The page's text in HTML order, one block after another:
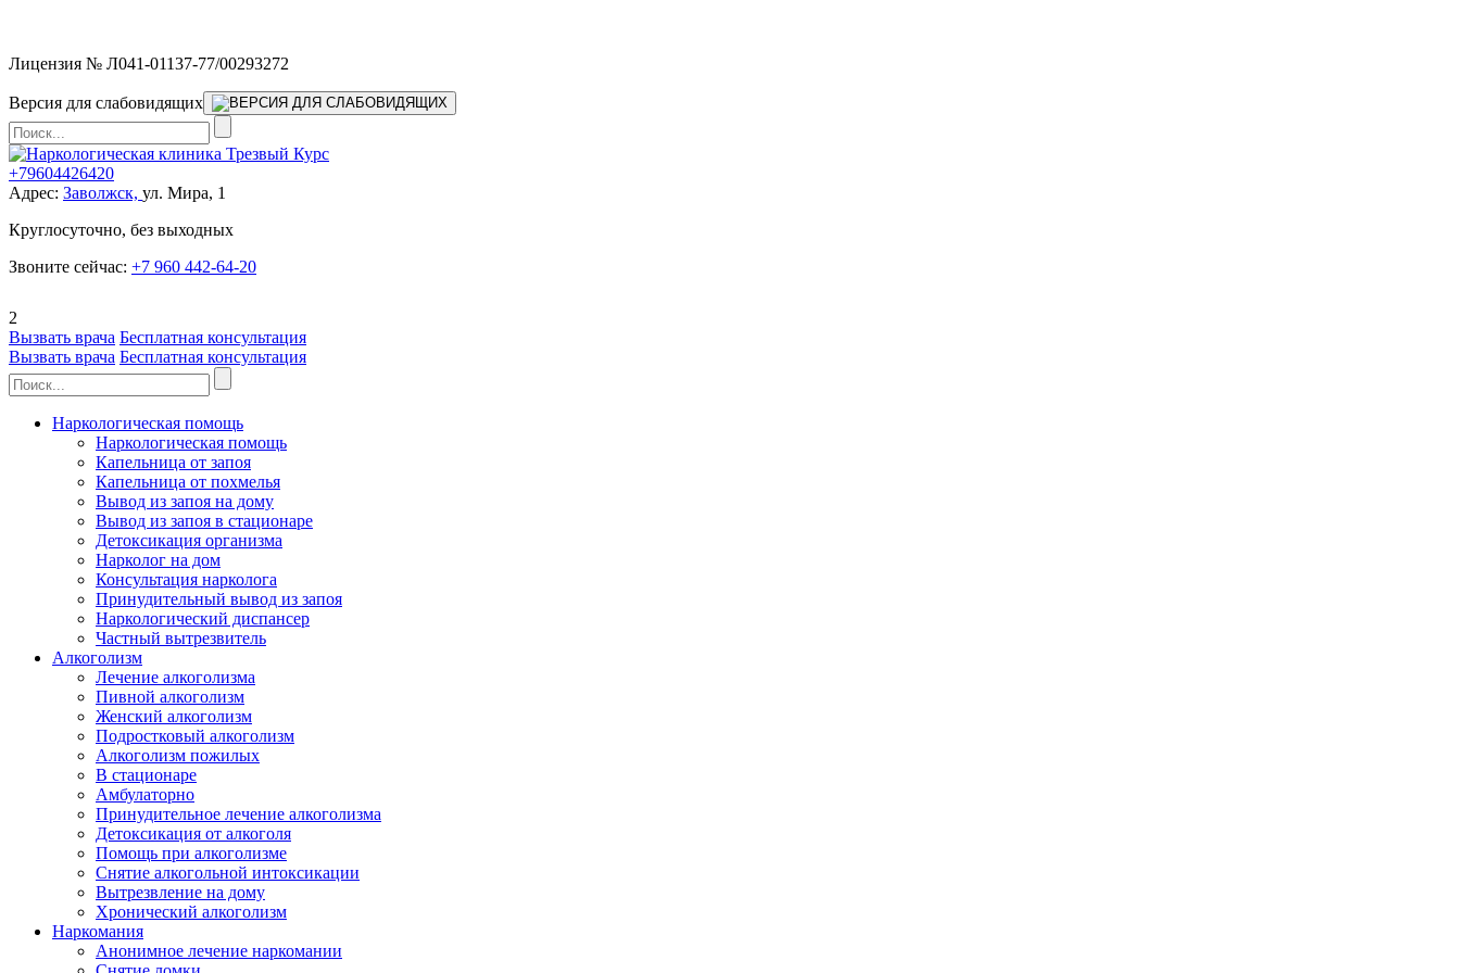
Лицензия № Л041-01137-77/00293272
Версия для слабовидящих
+79604426420
Адрес: Заволжск, ул. Мира, 1
Круглосуточно, без выходных
Звоните сейчас: +7 960 442-64-20
2
Вызвать врача Бесплатная консультация
Вызвать врача Бесплатная консультация
Наркологическая помощь
Наркологическая помощь
Капельница от запоя
Капельница от похмелья
Вывод из запоя на дому
Вывод из запоя в стационаре
Детоксикация организма
Нарколог на дом
Консультация нарколога
Принудительный вывод из запоя
Наркологический диспансер
Частный вытрезвитель
Алкоголизм
Лечение алкоголизма
Пивной алкоголизм
Женский алкоголизм
Подростковый алкоголизм
Алкоголизм пожилых
В стационаре
Амбулаторно
Принудительное лечение алкоголизма
Детоксикация от алкоголя
Помощь при алкоголизме
Снятие алкогольной интоксикации
Вытрезвление на дому
Хронический алкоголизм
Наркомания
Анонимное лечение наркомании